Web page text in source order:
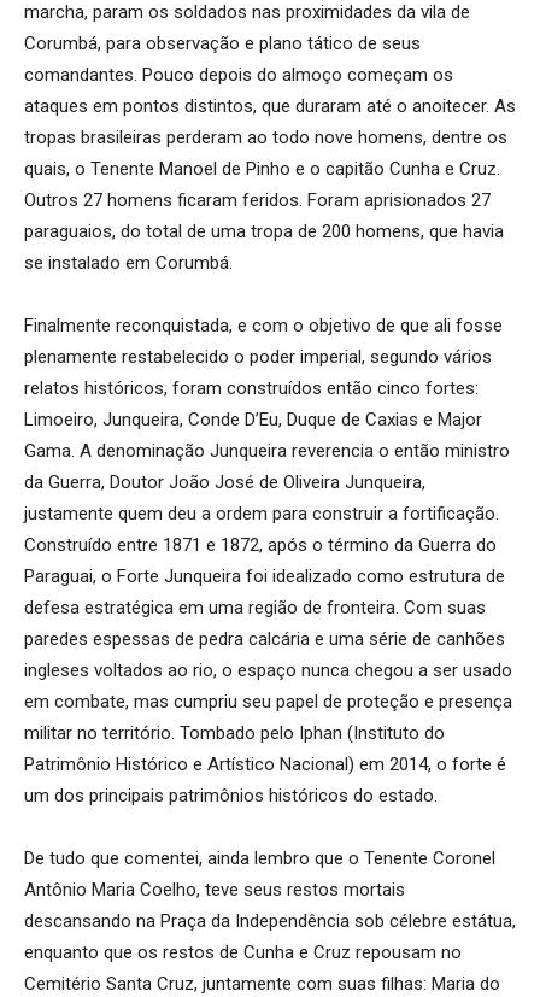
marcha, param os soldados nas proximidades da vila de
Corumbá, para observação e plano tático de seus
comandantes. Pouco depois do almoço começam os
ataques em pontos distintos, que duraram até o anoitecer. As
tropas brasileiras perderam ao todo nove homens, dentre os
quais, o Tenente Manoel de Pinho e o capitão Cunha e Cruz.
Outros 27 homens ficaram feridos. Foram aprisionados 27
paraguaios, do total de uma tropa de 200 homens, que havia
se instalado em Corumbá.
Finalmente reconquistada, e com o objetivo de que ali fosse
plenamente restabelecido o poder imperial, segundo vários
relatos históricos, foram construídos então cinco fortes:
Limoeiro, Junqueira, Conde D’Eu, Duque de Caxias e Major
Gama. A denominação Junqueira reverencia o então ministro
da Guerra, Doutor João José de Oliveira Junqueira,
justamente quem deu a ordem para construir a fortificação.
Construído entre 1871 e 1872, após o término da Guerra do
Paraguai, o Forte Junqueira foi idealizado como estrutura de
defesa estratégica em uma região de fronteira. Com suas
paredes espessas de pedra calcária e uma série de canhões
ingleses voltados ao rio, o espaço nunca chegou a ser usado
em combate, mas cumpriu seu papel de proteção e presença
militar no território. Tombado pelo Iphan (Instituto do
Patrimônio Histórico e Artístico Nacional) em 2014, o forte é
um dos principais patrimônios históricos do estado.
De tudo que comentei, ainda lembro que o Tenente Coronel
Antônio Maria Coelho, teve seus restos mortais
descansando na Praça da Independência sob célebre estátua,
enquanto que os restos de Cunha e Cruz repousam no
Cemitério Santa Cruz, juntamente com suas filhas: Maria do